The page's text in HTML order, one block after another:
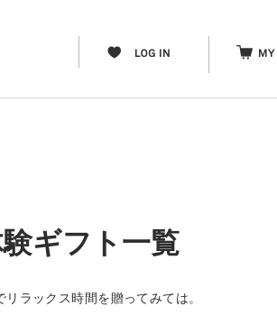
ギフト一覧
ラックス時間を贈ってみては。